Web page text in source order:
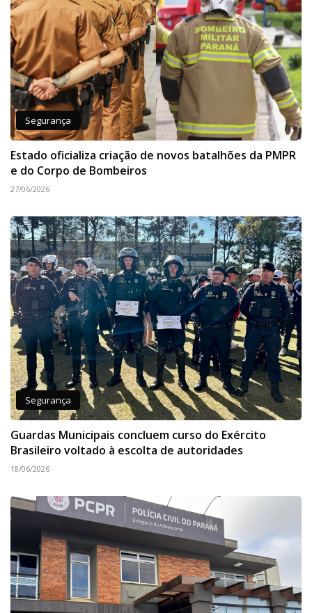
Segurança
Estado oficializa criação de novos batalhões da PMPR
e do Corpo de Bombeiros
27/06/2026
Segurança
Guardas Municipais concluem curso do Exército
Brasileiro voltado à escolta de autoridades
18/06/2026